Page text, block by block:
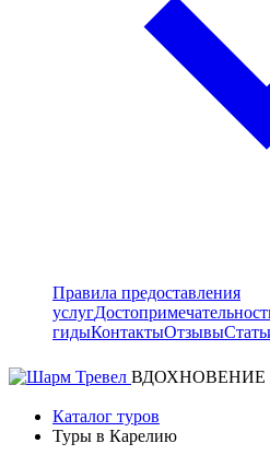
Правила предоставления
услуг
гидыКонтактыОтзывы
ВДОХНОВЕНИЕ
Каталог туров
Туры в Карелию